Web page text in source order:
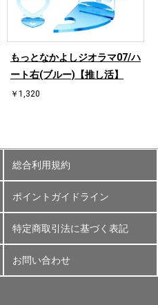
もっとなかよしジオラマ07/ハ
ート右(ブルー)【推し活】
￥1,320
総合利用規約
ポイントガイドライン
特定商取引法に基づく表記
お問い合わせ